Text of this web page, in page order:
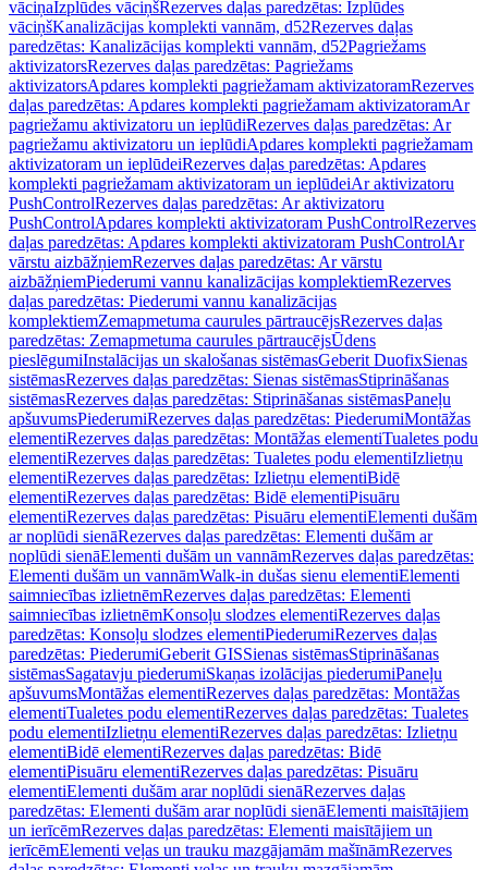
vāciņaIzplūdes vāciņšRezerves daļas paredzētas: Izplūdes
vāciņšKanalizācijas komplekti vannām, d52Rezerves daļas
paredzētas: Kanalizācijas komplekti vannām, d52Pagriežams
aktivizatorsRezerves daļas paredzētas: Pagriežams
aktivizatorsApdares komplekti pagriežamam aktivizatoramRezerves
daļas paredzētas: Apdares komplekti pagriežamam aktivizatoramAr
pagriežamu aktivizatoru un ieplūdiRezerves daļas paredzētas: Ar
pagriežamu aktivizatoru un ieplūdiApdares komplekti pagriežamam
aktivizatoram un ieplūdeiRezerves daļas paredzētas: Apdares
komplekti pagriežamam aktivizatoram un ieplūdeiAr aktivizatoru
PushControlRezerves daļas paredzētas: Ar aktivizatoru
PushControlApdares komplekti aktivizatoram PushControlRezerves
daļas paredzētas: Apdares komplekti aktivizatoram PushControlAr
vārstu aizbāžņiemRezerves daļas paredzētas: Ar vārstu
aizbāžņiemPiederumi vannu kanalizācijas komplektiemRezerves
daļas paredzētas: Piederumi vannu kanalizācijas
komplektiemZemapmetuma caurules pārtraucējsRezerves daļas
paredzētas: Zemapmetuma caurules pārtraucējsŪdens
pieslēgumiInstalācijas un skalošanas sistēmasGeberit DuofixSienas
sistēmasRezerves daļas paredzētas: Sienas sistēmasStiprināšanas
sistēmasRezerves daļas paredzētas: Stiprināšanas sistēmasPaneļu
apšuvumsPiederumiRezerves daļas paredzētas: PiederumiMontāžas
elementiRezerves daļas paredzētas: Montāžas elementiTualetes podu
elementiRezerves daļas paredzētas: Tualetes podu elementiIzlietņu
elementiRezerves daļas paredzētas: Izlietņu elementiBidē
elementiRezerves daļas paredzētas: Bidē elementiPisuāru
elementiRezerves daļas paredzētas: Pisuāru elementiElementi dušām
ar noplūdi sienāRezerves daļas paredzētas: Elementi dušām ar
noplūdi sienāElementi dušām un vannāmRezerves daļas paredzētas:
Elementi dušām un vannāmWalk-in dušas sienu elementiElementi
saimniecības izlietnēmRezerves daļas paredzētas: Elementi
saimniecības izlietnēmKonsoļu slodzes elementiRezerves daļas
paredzētas: Konsoļu slodzes elementiPiederumiRezerves daļas
paredzētas: PiederumiGeberit GISSienas sistēmasStiprināšanas
sistēmasSagatavju piederumiSkaņas izolācijas piederumiPaneļu
apšuvumsMontāžas elementiRezerves daļas paredzētas: Montāžas
elementiTualetes podu elementiRezerves daļas paredzētas: Tualetes
podu elementiIzlietņu elementiRezerves daļas paredzētas: Izlietņu
elementiBidē elementiRezerves daļas paredzētas: Bidē
elementiPisuāru elementiRezerves daļas paredzētas: Pisuāru
elementiElementi dušām arar noplūdi sienāRezerves daļas
paredzētas: Elementi dušām arar noplūdi sienāElementi maisītājiem
un ierīcēmRezerves daļas paredzētas: Elementi maisītājiem un
ierīcēmElementi veļas un trauku mazgājamām mašīnāmRezerves